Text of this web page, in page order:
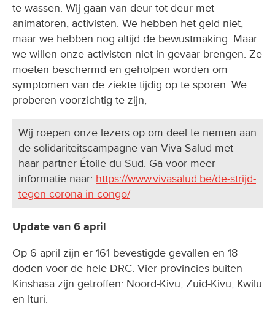
te wassen. Wij gaan van deur tot deur met
animatoren, activisten. We hebben het geld niet,
maar we hebben nog altijd de bewustmaking. Maar
we willen onze activisten niet in gevaar brengen. Ze
moeten beschermd en geholpen worden om
symptomen van de ziekte tijdig op te sporen. We
proberen voorzichtig te zijn,
Wij roepen onze lezers op om deel te nemen aan
de solidariteitscampagne van Viva Salud met
haar partner Étoile du Sud. Ga voor meer
informatie naar: https://www.vivasalud.be/de-strijd-
tegen-corona-in-congo/
Update van 6 april
Op 6 april zijn er 161 bevestigde gevallen en 18
doden voor de hele DRC. Vier provincies buiten
Kinshasa zijn getroffen: Noord-Kivu, Zuid-Kivu, Kwilu
en Ituri.